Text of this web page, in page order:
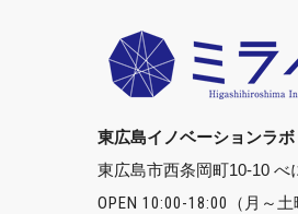
東広島イノベーションラ
東広島市西条岡町10-10 べ
OPEN 10:00-18:00
（月～